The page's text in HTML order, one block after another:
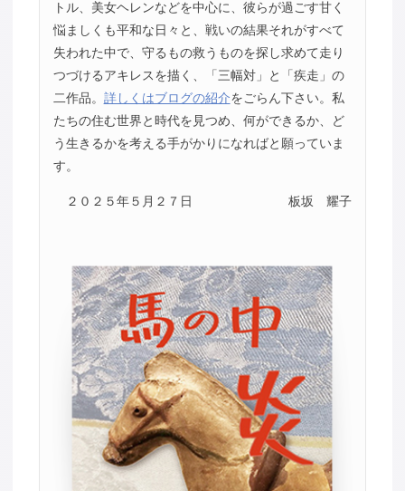
トル、美女ヘレンなどを中心に、彼らが過ごす甘く
悩ましくも平和な日々と、戦いの結果それがすべて
失われた中で、守るもの救うものを探し求めて走り
つづけるアキレスを描く、「三幅対」と「疾走」の
二作品。 詳しくはブログの紹介をごらん下さい。私
たちの住む世界と時代を見つめ、何ができるか、ど
う生きるかを考える手がかりになればと願っていま
す。
２０２５年５月２７日 板坂 耀子